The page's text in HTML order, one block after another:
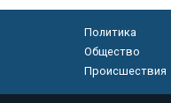
Политика
Общество
Происшествия